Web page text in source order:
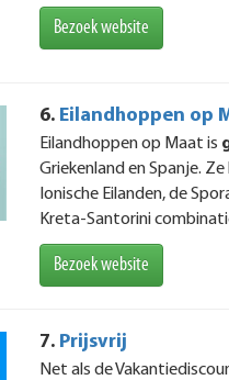
Bezoek website
6. Eilandhoppen op
Eilandhoppen op Maat is
Griekenland en Spanje.
Ionische Eilanden, de
Kreta-Santorini
Bezoek website
7. Prijsvrij
Net als de